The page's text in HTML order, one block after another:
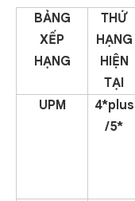
BẢNG
XẾP
HẠNG
THỨ
HẠNG
HIỆN
TẠI
UPM
4*plus
/5*